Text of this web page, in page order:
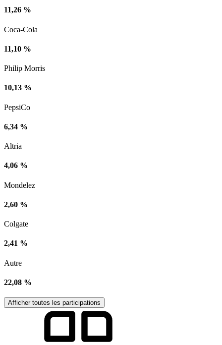
11,26 %
Coca-Cola
11,10 %
Philip Morris
10,13 %
PepsiCo
6,34 %
Altria
4,06 %
Mondelez
2,60 %
Colgate
2,41 %
Autre
22,08 %
Afficher toutes les participations